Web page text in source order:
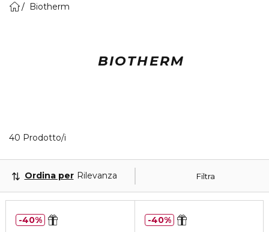
Biotherm
BIOTHERM
40 Prodotto/i
Filtra
Ordina per Rilevanza
40% 40%